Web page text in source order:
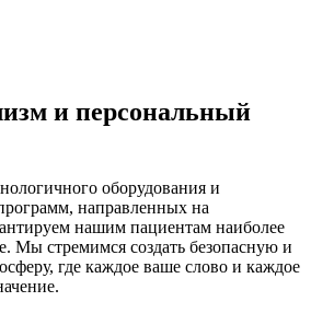
и персональный
оборудования и
направленных на
нашим пациентам наиболее
Мы стремимся создать безопасную и
где каждое ваше слово и каждое